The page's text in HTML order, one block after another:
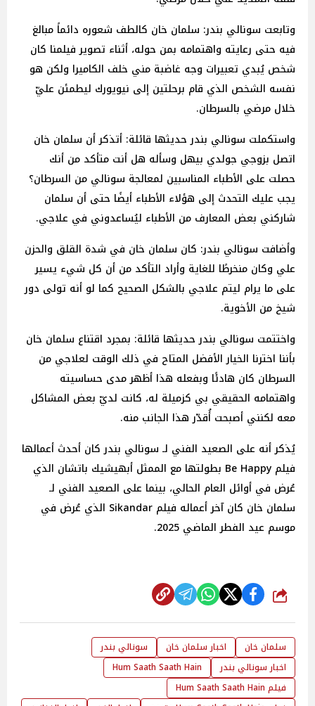
وتابعت سونالي بندر: سلمان خان كالطف شعوره دائماً مبالغ
فيه حتى رعايته واهتمامه بمن حوله، أثناء تصوير فيلمنا كان
شخص يُبدي تعبيرات وجه غاضبة مني خلف الكاميرا ولكن هو
نفسه الشخص الذي قام برحلتين إلى نيويورك ليطمئن عليّ
خلال مرضي بالسرطان.
واستكملت سونالي بندر حديثها قائلة: أتذكر أن سلمان خان
اتصل بزوجي جولدي بيهل وسأله هل أنت متأكد من أنك
حصلت على الأطباء المناسبين لمعالجة سونالي من السرطان؟
يجب عليك التحدث إلى هؤلاء الأطباء أيضًا حتى أن سلمان
شاركني بعض المعارف من الأطباء ليُساعدوني في علاجي.
وأضافت سونالي بندر: كان سلمان خان في شدة القلق والحزن
علي وكان منخرطًا للغاية وأراد التأكد من أن كل شيء يسير
على ما يرام ليتم علاجي بالشكل الصحيح كما لو أنه تولى دور
شيخ من الأخوية.
واختتمت سونالي بندر حديثها قائلة: بمجرد اقتناع سلمان خان
بأننا اخترنا الخيار الأفضل المتاح في ذلك الوقت لعلاجي من
السرطان كان هادئًا وبفعله هذا أظهر مدى حساسيته
واهتمامه الحقيقي بي كزميلة له، كانت لديّ بعض المشاكل
معه لكنني أصبحت أُقدّر هذا الجانب منه.
يُذكر أنه على الصعيد الفني لـ سونالي بندر كان أحدث أعمالها
فيلم Be Happy بطولتها مع الممثل أبهيشيك باتشان الذي
عُرض في أوائل العام الحالي، بينما على الصعيد الفني لـ
سلمان خان كان آخر أعماله فيلم Sikandar الذي عُرض في
موسم عيد الفطر الماضي 2025.
شارك
سلمان خان اخبار سلمان خان
سونالي بندر
اخبار سونالي بندر
Hum Saath Saath Hain
فيلم Hum Saath Saath Hain